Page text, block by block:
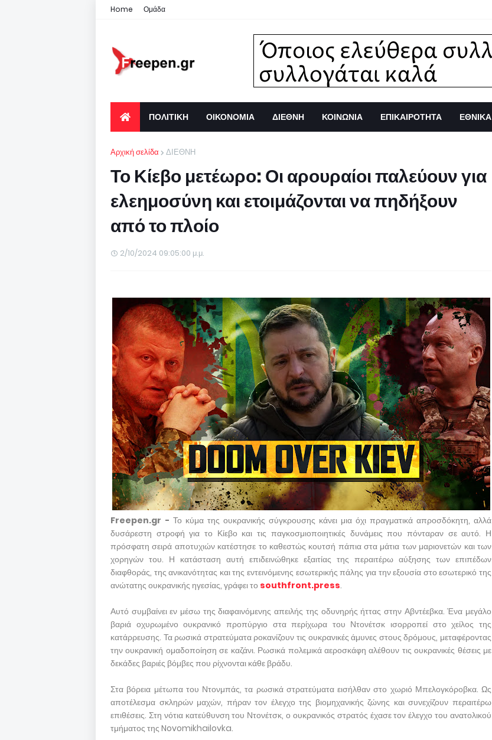
Home Ομάδα
ΠΟΛΙΤΙΚΗ ΟΙΚΟΝΟΜΙΑ ΔΙΕΘΝΗ ΚΟΙΝΩΝΙΑ ΕΠΙΚΑΙΡΟΤΗΤΑ ΕΘΝΙΚΑ
Αρχική σελίδα ΔΙΕΘΝΗ
Το Κίεβο μετέωρο: Οι αρουραίοι παλεύουν για
ελεημοσύνη και ετοιμάζονται να πηδήξουν
από το πλοίο
2/10/2024 09:05:00 μ.μ.
Freepen.gr - Το κύμα της ουκρανικής σύγκρουσης κάνει μια όχι πραγματικά απροσδόκητη, αλλά
δυσάρεστη στροφή για το Κίεβο και τις παγκοσμιοποιητικές δυνάμεις που πόνταραν σε αυτό. Η
πρόσφατη σειρά αποτυχιών κατέστησε το καθεστώς κουτσή πάπια στα μάτια των μαριονετών και των
χορηγών του. Η κατάσταση αυτή επιδεινώθηκε εξαιτίας της περαιτέρω αύξησης των επιπέδων
διαφθοράς, της ανικανότητας και της εντεινόμενης εσωτερικής πάλης για την εξουσία στο εσωτερικό της
ανώτατης ουκρανικής ηγεσίας, γράφει το southfront.press.
Αυτό συμβαίνει εν μέσω της διαφαινόμενης απειλής της οδυνηρής ήττας στην Αβντέεβκα. Ένα μεγάλο
βαριά οχυρωμένο ουκρανικό προπύργιο στα περίχωρα του Ντονέτσκ ισορροπεί στο χείλος της
κατάρρευσης. Τα ρωσικά στρατεύματα ροκανίζουν τις ουκρανικές άμυνες στους δρόμους, μεταφέροντας
την ουκρανική ομαδοποίηση σε καζάνι. Ρωσικά πολεμικά αεροσκάφη αλέθουν τις ουκρανικές θέσεις με
δεκάδες βαριές βόμβες που ρίχνονται κάθε βράδυ.
Στα βόρεια μέτωπα του Ντονμπάς, τα ρωσικά στρατεύματα εισήλθαν στο χωριό Μπελογκόροβκα. Ως
αποτέλεσμα σκληρών μαχών, πήραν τον έλεγχο της βιομηχανικής ζώνης και συνεχίζουν περαιτέρω
επιθέσεις. Στη νότια κατεύθυνση του Ντονέτσκ, ο ουκρανικός στρατός έχασε τον έλεγχο του ανατολικού
τμήματος της Novomikhailovka.